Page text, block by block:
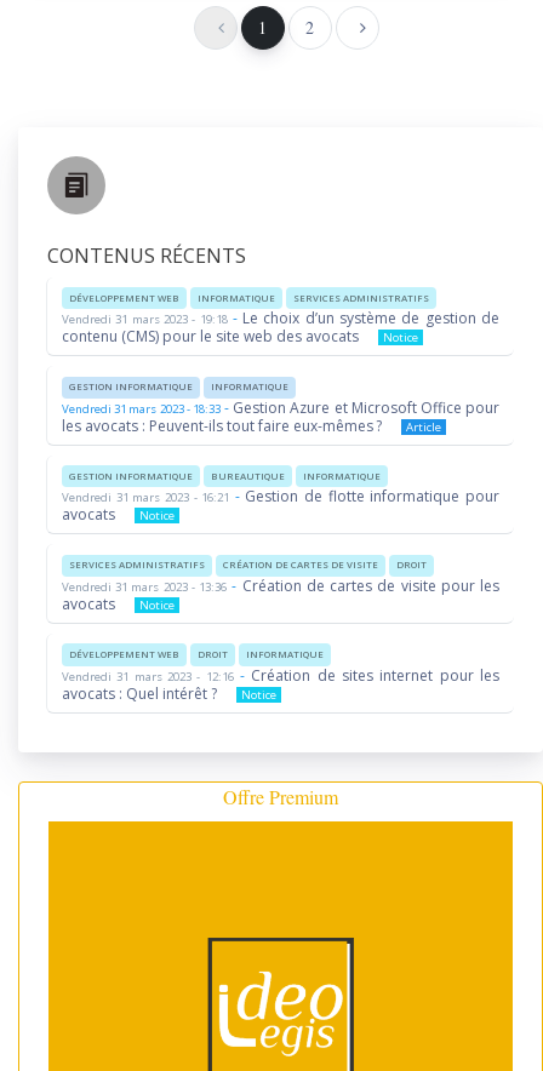
1 2
CONTENUS RÉCENTS
DÉVELOPPEMENT WEB INFORMATIQUE SERVICES ADMINISTRATIFS
Vendredi 31 mars 2023 - 19:18- Le choix d’un système de gestion de
contenu (CMS) pour le site web des avocats
Notice
GESTION INFORMATIQUE INFORMATIQUE
Vendredi 31 mars 2023 - 18:33- Gestion Azure et Microsoft Office pour
les avocats : Peuvent-ils tout faire eux-mêmes ?
Article
GESTION INFORMATIQUE BUREAUTIQUE INFORMATIQUE
Vendredi 31 mars 2023 - 16:21 - Gestion de flotte informatique pour
avocats
Notice
SERVICES ADMINISTRATIFS CRÉATION DE CARTES DE VISITE DROIT
Vendredi 31 mars 2023 - 13:36 - Création de cartes de visite pour les
avocats
Notice
DÉVELOPPEMENT WEB DROIT INFORMATIQUE
Vendredi 31 mars 2023 - 12:16- Création de sites internet pour les
avocats : Quel intérêt ?
Notice
Offre Premium